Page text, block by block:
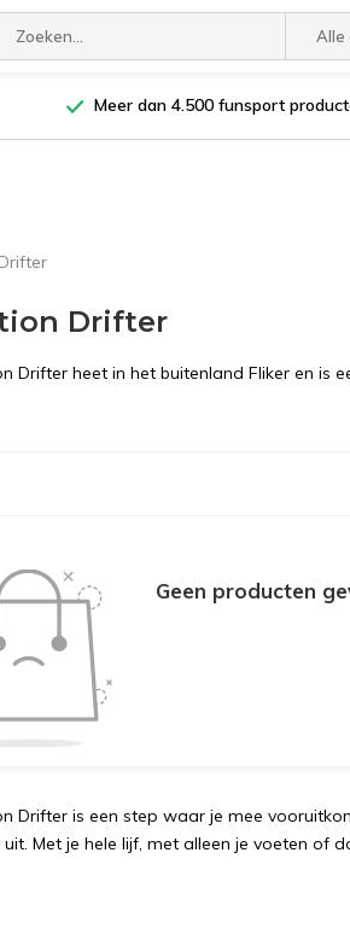
Alle
Meer dan 4.500 funsport
Drifter
Drifter heet in het buitenland Fliker en is
Geen producten
Drifter is een step waar je mee
Met je hele lijf, met alleen je voeten of